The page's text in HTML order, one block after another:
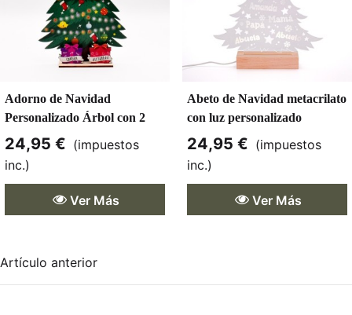
Adorno de Navidad
Personalizado Árbol con 2
Regalos
24,95 € (impuestos
inc.)
Ver Más
Abeto de Navidad metacrilato
con luz personalizado
24,95 € (impuestos
inc.)
Ver Más
Artículo anterior